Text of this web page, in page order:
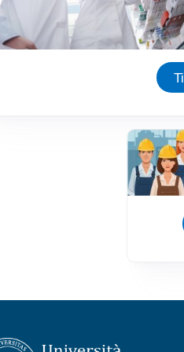
Immagine